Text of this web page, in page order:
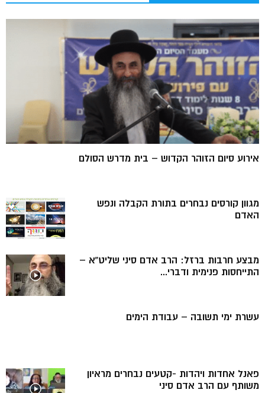
אירוע סיום הזוהר הקדוש – בית מדרש הסולם
מגוון קורסים נבחרים בתורת הקבלה ונפש
האדם
מבצע חרבות ברזל: הרב אדם סיני שליט”א –
התייחסות פנימית ודברי...
עשרת ימי תשובה – עבודת הימים
פאנל אחדות ויהדות -קטעים נבחרים מראיון
משותף עם הרב אדם סיני